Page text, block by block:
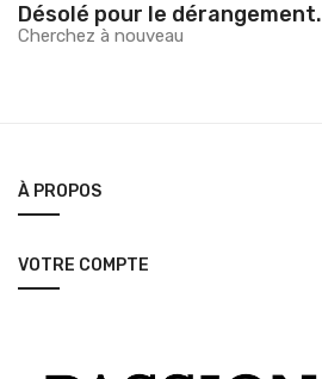
Désolé pour le dérangement.
Cherchez à nouveau
À PROPOS
VOTRE COMPTE